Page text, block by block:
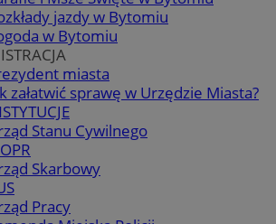
jazdy w Bytomiu
w Bytomiu
miasta
załatwić sprawę w Urzędzie Miasta?
Stanu Cywilnego
Skarbowy
Pracy